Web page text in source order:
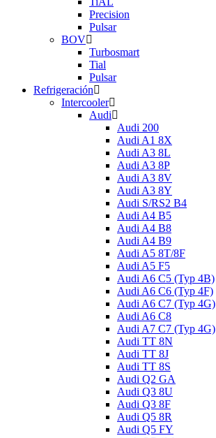
Precision
Pulsar
BOV
Turbosmart
Tial
Pulsar
Refrigeración
Intercooler
Audi
Audi 200
Audi A1 8X
Audi A3 8L
Audi A3 8P
Audi A3 8V
Audi A3 8Y
Audi S/RS2 B4
Audi A4 B5
Audi A4 B8
Audi A4 B9
Audi A5 8T/8F
Audi A5 F5
Audi A6 C5 (Typ 4B)
Audi A6 C6 (Typ 4F)
Audi A6 C7 (Typ 4G)
Audi A6 C8
Audi A7 C7 (Typ 4G)
Audi TT 8N
Audi TT 8J
Audi TT 8S
Audi Q2 GA
Audi Q3 8U
Audi Q3 8F
Audi Q5 8R
Audi Q5 FY